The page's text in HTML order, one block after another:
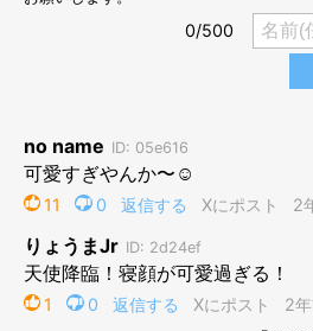
当時のチロくんは「オンとオフがは
オフモードになるとパタッと
ても“むにゃむにゃ”と動くだけで、
そんなチロくんについて、飼い主さんは
おもちゃ”のようでしたね」と話しま